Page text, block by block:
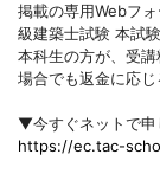
掲載の専用Webフ
級建築士試験 本試
本科生の方が、受
場合でも返金に応じ
▼今すぐネットで
https://ec.tac-